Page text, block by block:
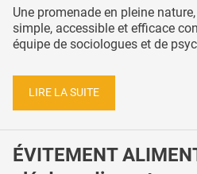
Une promenade en pleine nature,
simple, accessible et efficace
équipe de sociologues et de
LIRE LA SUITE
ÉVITEMENT